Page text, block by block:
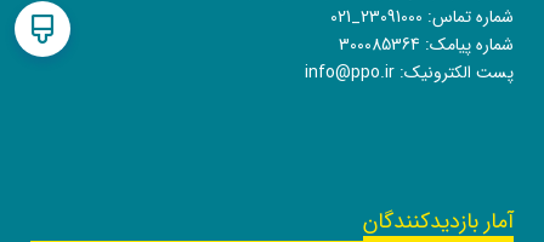
شماره تماس: 021_23091000
شماره پیامک: 300085364
پست الکترونیک: info@ppo.ir
آمار بازدیدکنندگان